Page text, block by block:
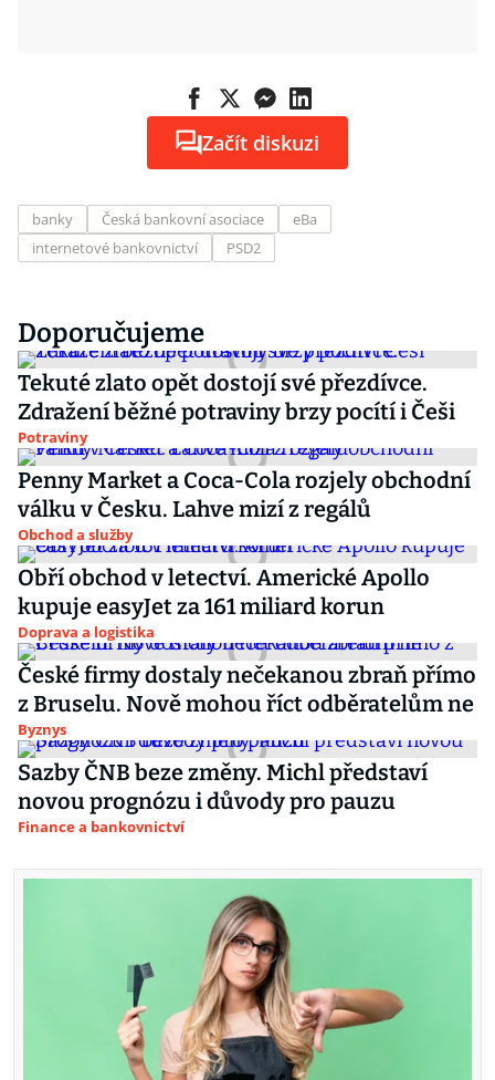
Začít diskuzi
banky Česká bankovní asociace
eBa
internetové bankovnictví
PSD2
Doporučujeme
Tekuté zlato opět dostojí své přezdívce.
Zdražení běžné potraviny brzy pocítí i Češi
Potraviny
Penny Market a Coca-Cola rozjely obchodní
válku v Česku. Lahve mizí z regálů
Obchod a služby
Obří obchod v letectví. Americké Apollo
kupuje easyJet za 161 miliard korun
Doprava a logistika
České firmy dostaly nečekanou zbraň přímo
z Bruselu. Nově mohou říct odběratelům ne
Byznys
Sazby ČNB beze změny. Michl představí
novou prognózu i důvody pro pauzu
Finance a bankovnictví